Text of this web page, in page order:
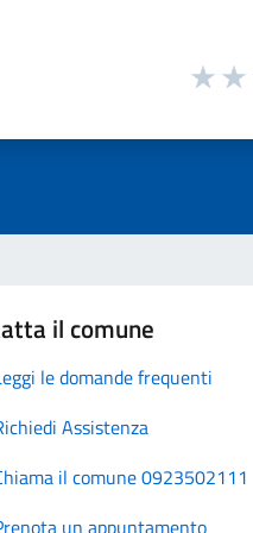
il comune
le domande frequenti
Assistenza
il comune 0923502111
un appuntamento